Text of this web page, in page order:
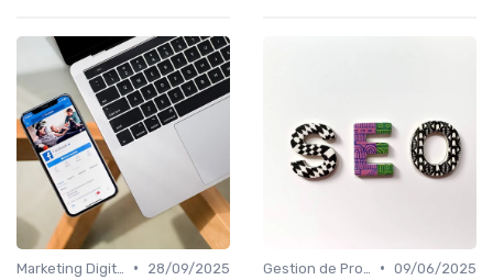
•
28/09/2025
• 09/06/2025